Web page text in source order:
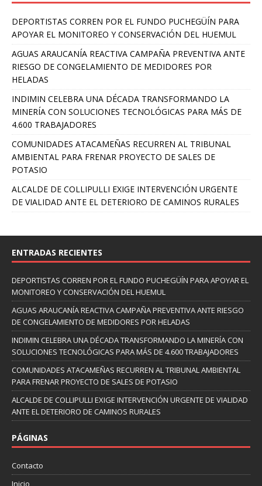
DEPORTISTAS CORREN POR EL FUNDO PUCHEGÜÍN PARA
APOYAR EL MONITOREO Y CONSERVACIÓN DEL HUEMUL
AGUAS ARAUCANÍA REACTIVA CAMPAÑA PREVENTIVA ANTE
RIESGO DE CONGELAMIENTO DE MEDIDORES POR
HELADAS
INDIMIN CELEBRA UNA DÉCADA TRANSFORMANDO LA
MINERÍA CON SOLUCIONES TECNOLÓGICAS PARA MÁS DE
4.600 TRABAJADORES
COMUNIDADES ATACAMEÑAS RECURREN AL TRIBUNAL
AMBIENTAL PARA FRENAR PROYECTO DE SALES DE
POTASIO
ALCALDE DE COLLIPULLI EXIGE INTERVENCIÓN URGENTE
DE VIALIDAD ANTE EL DETERIORO DE CAMINOS RURALES
ENTRADAS RECIENTES
DEPORTISTAS CORREN POR EL FUNDO PUCHEGÜÍN PARA APOYAR EL
MONITOREO Y CONSERVACIÓN DEL HUEMUL
AGUAS ARAUCANÍA REACTIVA CAMPAÑA PREVENTIVA ANTE RIESGO
DE CONGELAMIENTO DE MEDIDORES POR HELADAS
INDIMIN CELEBRA UNA DÉCADA TRANSFORMANDO LA MINERÍA CON
SOLUCIONES TECNOLÓGICAS PARA MÁS DE 4.600 TRABAJADORES
COMUNIDADES ATACAMEÑAS RECURREN AL TRIBUNAL AMBIENTAL
PARA FRENAR PROYECTO DE SALES DE POTASIO
ALCALDE DE COLLIPULLI EXIGE INTERVENCIÓN URGENTE DE VIALIDAD
ANTE EL DETERIORO DE CAMINOS RURALES
PÁGINAS
Contacto
Inicio